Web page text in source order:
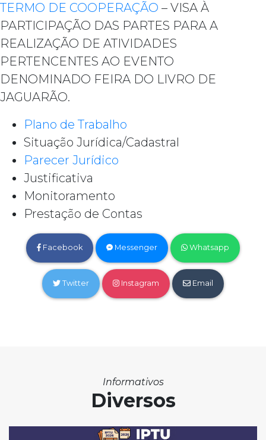
TERMO DE COOPERAÇÃO – VISA À
PARTICIPAÇÃO DAS PARTES PARA A
REALIZAÇÃO DE ATIVIDADES
PERTENCENTES AO EVENTO
DENOMINADO FEIRA DO LIVRO DE
JAGUARÃO.
Plano de Trabalho
Situação Jurídica/Cadastral
Parecer Jurídico
Justificativa
Monitoramento
Prestação de Contas
Facebook Messenger Whatsapp
Twitter Instagram Email
Informativos
Diversos